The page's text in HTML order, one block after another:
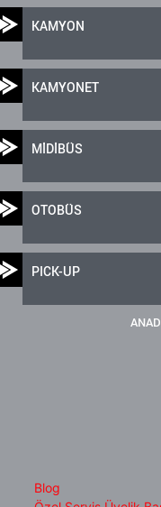
KAMYON
KAMYONET
MİDİBÜS
OTOBÜS
PICK-UP
Blog